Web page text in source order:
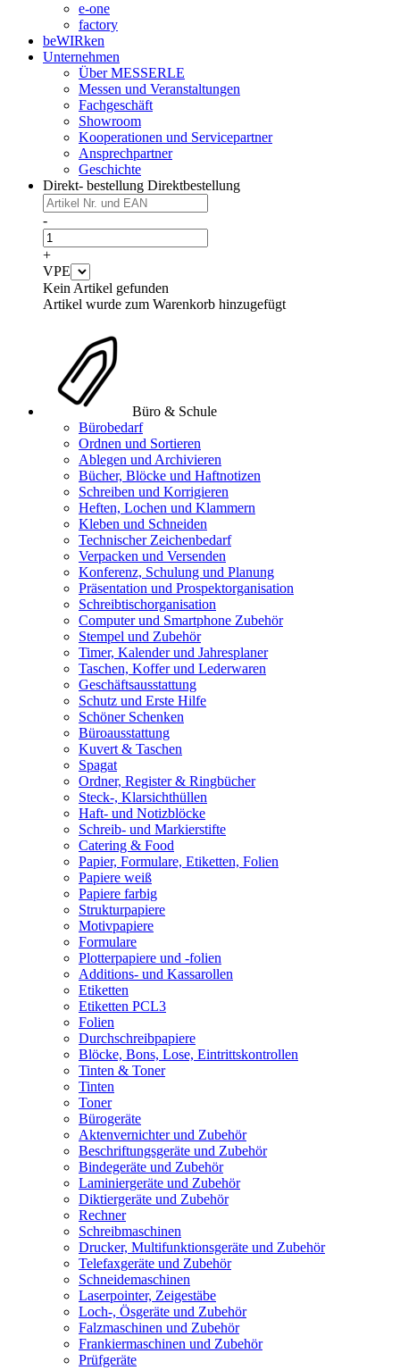
e-one
factory
beWIRken
Unternehmen
Über MESSERLE
Messen und Veranstaltungen
Fachgeschäft
Showroom
Kooperationen und Servicepartner
Ansprechpartner
Geschichte
Direkt- bestellung Direktbestellung
-
+
VPE
Kein Artikel gefunden
Artikel wurde zum Warenkorb hinzugefügt
Büro & Schule
Bürobedarf
Ordnen und Sortieren
Ablegen und Archivieren
Bücher, Blöcke und Haftnotizen
Schreiben und Korrigieren
Heften, Lochen und Klammern
Kleben und Schneiden
Technischer Zeichenbedarf
Verpacken und Versenden
Konferenz, Schulung und Planung
Präsentation und Prospektorganisation
Schreibtischorganisation
Computer und Smartphone Zubehör
Stempel und Zubehör
Timer, Kalender und Jahresplaner
Taschen, Koffer und Lederwaren
Geschäftsausstattung
Schutz und Erste Hilfe
Schöner Schenken
Büroausstattung
Kuvert & Taschen
Spagat
Ordner, Register & Ringbücher
Steck-, Klarsichthüllen
Haft- und Notizblöcke
Schreib- und Markierstifte
Catering & Food
Papier, Formulare, Etiketten, Folien
Papiere weiß
Papiere farbig
Strukturpapiere
Motivpapiere
Formulare
Plotterpapiere und -folien
Additions- und Kassarollen
Etiketten
Etiketten PCL3
Folien
Durchschreibpapiere
Blöcke, Bons, Lose, Eintrittskontrollen
Tinten & Toner
Tinten
Toner
Bürogeräte
Aktenvernichter und Zubehör
Beschriftungsgeräte und Zubehör
Bindegeräte und Zubehör
Laminiergeräte und Zubehör
Diktiergeräte und Zubehör
Rechner
Schreibmaschinen
Drucker, Multifunktionsgeräte und Zubehör
Telefaxgeräte und Zubehör
Schneidemaschinen
Laserpointer, Zeigestäbe
Loch-, Ösgeräte und Zubehör
Falzmaschinen und Zubehör
Frankiermaschinen und Zubehör
Prüfgeräte